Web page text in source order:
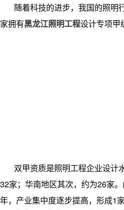
随着科技的进步，我国的照明
家拥有黑龙江照明工程设计专项甲
双甲资质是照明工程企业设计
32家；华南地区其次，约为26家
年，产业集中度逐步提高，形成1